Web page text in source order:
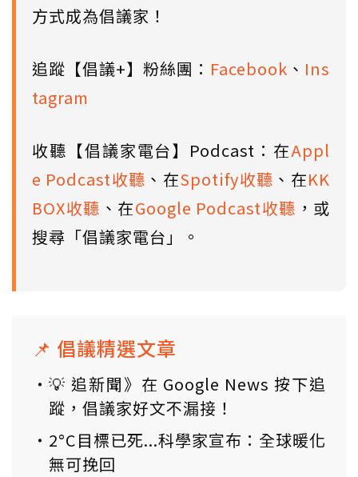
方式成為倡議家！
追蹤【倡議+】粉絲團： Facebook 、 Ins
tagram
收聽【倡議家電台】Podcast：在Appl
e Podcast收聽 、在Spotify收聽 、在KK
BOX收聽 、在Google Podcast收聽 ，或
搜尋「倡議家電台」。
📌 倡議精選文章
💡 追新聞》在 Google News 按下追
蹤，倡議家好文不漏接！
2°C目標已死...科學家宣布：全球暖化
無可挽回